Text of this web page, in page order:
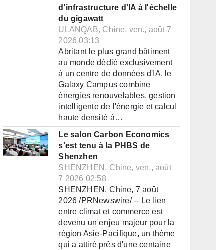
d'infrastructure d'IA à l'échelle
du gigawatt
ULANQAB, Chine, ven., août 7
2026 03:13
Abritant le plus grand bâtiment
au monde dédié exclusivement
à un centre de données d'IA, le
Galaxy Campus combine
énergies renouvelables, gestion
intelligente de l'énergie et calcul
haute densité à…
Le salon Carbon Economics
s'est tenu à la PHBS de
Shenzhen
SHENZHEN, Chine, ven., août
7 2026 02:58
SHENZHEN, Chine, 7 août
2026 /PRNewswire/ -- Le lien
entre climat et commerce est
devenu un enjeu majeur pour la
région Asie-Pacifique, un thème
qui a attiré près d'une centaine